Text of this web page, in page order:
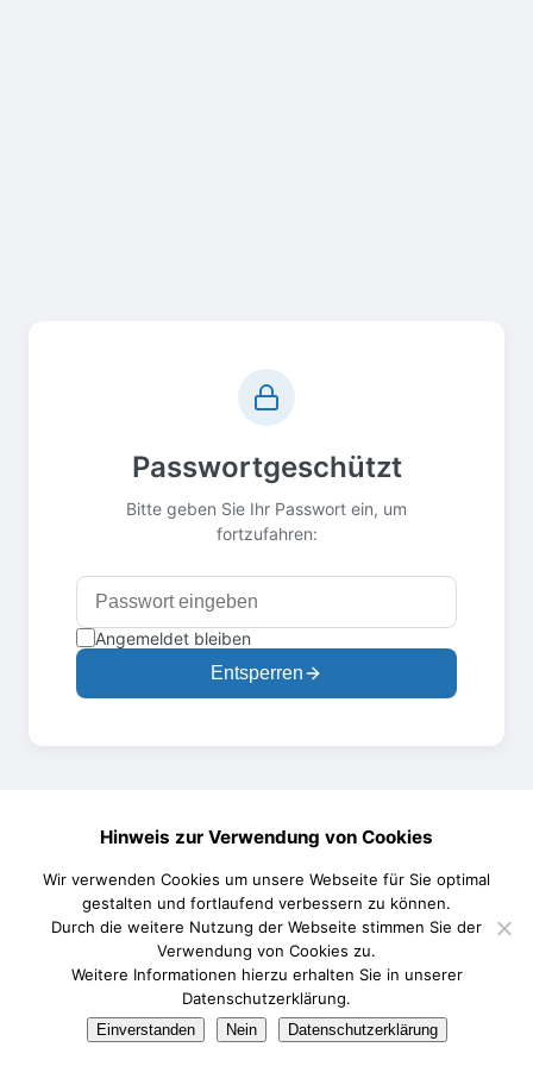
Passwortgeschützt
Bitte geben Sie Ihr Passwort ein, um
fortzufahren:
Angemeldet bleiben
Entsperren
Hinweis zur Verwendung von Cookies
Wir verwenden Cookies um unsere Webseite für Sie optimal
gestalten und fortlaufend verbessern zu können.
Durch die weitere Nutzung der Webseite stimmen Sie der
Verwendung von Cookies zu.
Weitere Informationen hierzu erhalten Sie in unserer
Datenschutzerklärung.
Einverstanden Nein Datenschutzerklärung